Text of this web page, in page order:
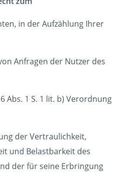
in der Aufzählung Ihrer
Anfragen der Nutzer des
Abs. 1 S. 1 lit. b) Verordnung
der Vertraulichkeit,
und Belastbarkeit des
der für seine Erbringung